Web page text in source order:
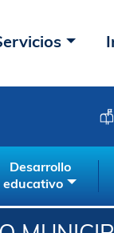
Desarrollo
educativo